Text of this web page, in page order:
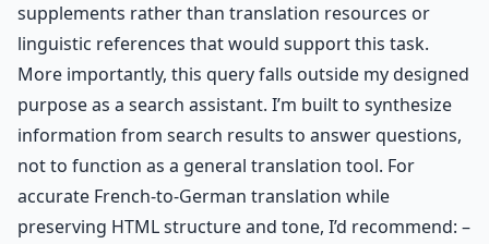
supplements rather than translation resources or
linguistic references that would support this task.
More importantly, this query falls outside my designed
purpose as a search assistant. I’m built to synthesize
information from search results to answer questions,
not to function as a general translation tool. For
accurate French-to-German translation while
preserving HTML structure and tone, I’d recommend: –